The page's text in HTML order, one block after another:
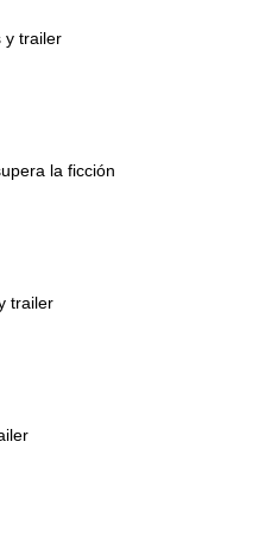
y trailer
la ficción
trailer